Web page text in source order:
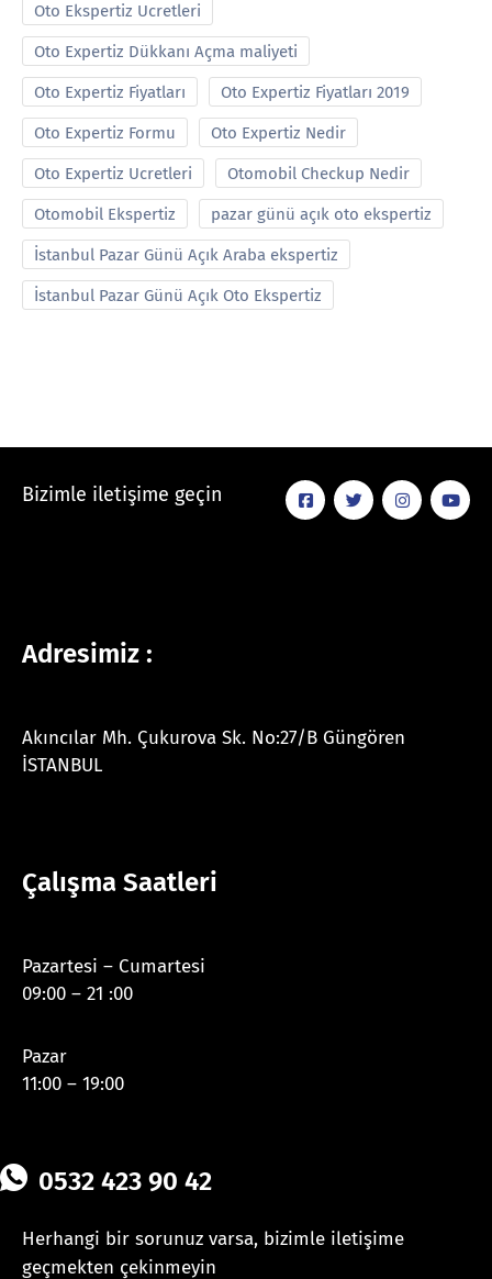
Oto Ekspertiz Ucretleri
Oto Expertiz Dükkanı Açma maliyeti
Oto Expertiz Fiyatları Oto Expertiz Fiyatları 2019
Oto Expertiz Formu Oto Expertiz Nedir
Oto Expertiz Ucretleri Otomobil Checkup Nedir
Otomobil Ekspertiz pazar günü açık oto ekspertiz
İstanbul Pazar Günü Açık Araba ekspertiz
İstanbul Pazar Günü Açık Oto Ekspertiz
Bizimle iletişime geçin
Adresimiz :
Akıncılar Mh. Çukurova Sk. No:27/B Güngören
İSTANBUL
Çalışma Saatleri
Pazartesi – Cumartesi
09:00 – 21 :00
Pazar
11:00 – 19:00
0532 423 90 42
Herhangi bir sorunuz varsa, bizimle iletişime
geçmekten çekinmeyin